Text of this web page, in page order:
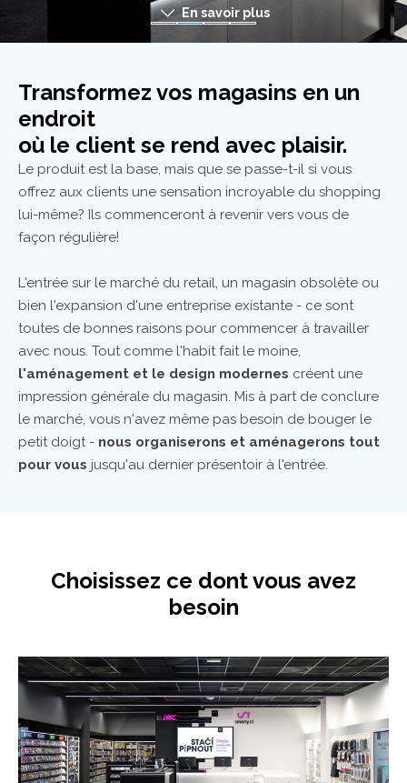
En savoir plus
Transformez vos magasins en un
endroit
où le client se rend avec plaisir.
Le produit est la base, mais que se passe-t-il si vous
offrez aux clients une sensation incroyable du shopping
lui-même? Ils commenceront à revenir vers vous de
façon régulière!
L'entrée sur le marché du retail, un magasin obsolète ou
bien l'expansion d'une entreprise existante - ce sont
toutes de bonnes raisons pour commencer à travailler
avec nous. Tout comme l'habit fait le moine,
l'aménagement et le design modernes créent une
impression générale du magasin. Mis à part de conclure
le marché, vous n'avez même pas besoin de bouger le
petit doigt - nous organiserons et aménagerons tout
pour vous jusqu'au dernier présentoir à l'entrée.
Choisissez ce dont vous avez
besoin